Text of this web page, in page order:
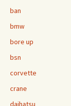
ban
bmw
bore up
bsn
corvette
crane
daihatsu